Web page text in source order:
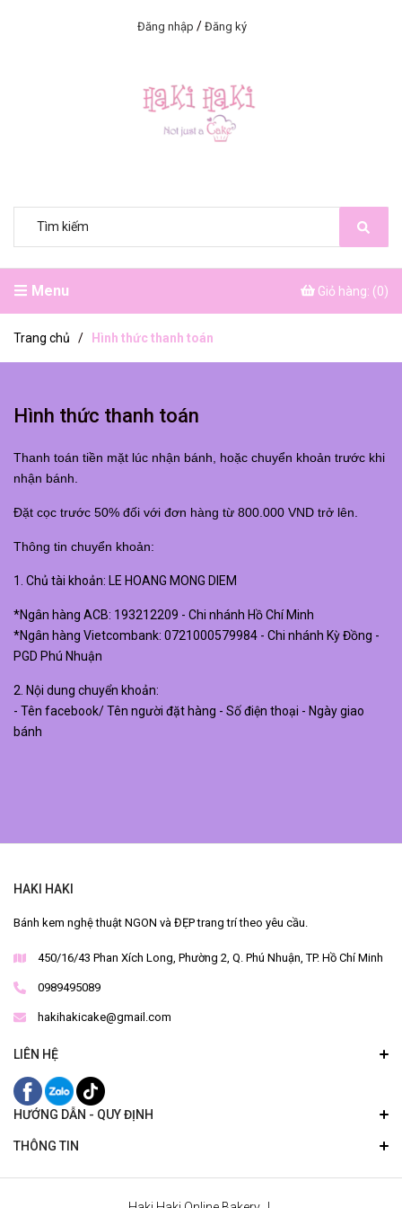
Đăng nhập / Đăng ký
Menu Giỏ hàng: (0)
Trang chủ / Hình thức thanh toán
Hình thức thanh toán
Thanh toán tiền mặt lúc nhận bánh, hoặc chuyển khoản trước khi
nhận bánh.
Đặt cọc trước 50% đối với đơn hàng từ 800.000 VND trở lên.
Thông tin chuyển khoản:
1. Chủ tài khoản: LE HOANG MONG DIEM
*Ngân hàng ACB: 193212209 - Chi nhánh Hồ Chí Minh
*Ngân hàng Vietcombank: 0721000579984 - Chi nhánh Kỳ Đồng -
PGD Phú Nhuận
2. Nội dung chuyển khoản:
- Tên facebook/ Tên người đặt hàng - Số điện thoại - Ngày giao
bánh
HAKI HAKI
Bánh kem nghệ thuật NGON và ĐẸP trang trí theo yêu cầu.
450/16/43 Phan Xích Long, Phường 2, Q. Phú Nhuận, TP. Hồ Chí Minh
0989495089
hakihakicake@gmail.com
LIÊN HỆ
HƯỚNG DẪN - QUY ĐỊNH
THÔNG TIN